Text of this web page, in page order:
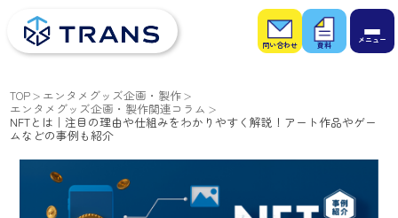
お問
い合
わせ
お役
立ち
資料
TOP エンタメグッズ企画・製作
エンタメグッズ企画・製作関連コラム
NFTとは｜注目の理由や仕組みをわかりやすく解説！アート作品やゲー
ムなどの事例も紹介